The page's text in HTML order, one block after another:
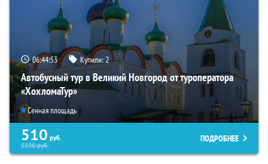
06:44:51 Купили:2
Автобусный тур в Великий Новгород от туроператора
«ХохломаТур»
Сенная площадь
510 руб.
5190руб.
ПОДРОБНЕЕ